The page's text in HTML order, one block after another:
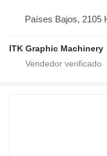
ITK Graphic Machinery